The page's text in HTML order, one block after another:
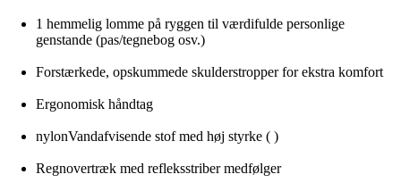
1 hemmelig lomme på ryggen til værdifulde personlige
genstande (pas/tegnebog osv.)
Forstærkede, opskummede skulderstropper for ekstra komfort
Ergonomisk håndtag
nylonVandafvisende stof med høj styrke ( )
Regnovertræk med refleksstriber medfølger